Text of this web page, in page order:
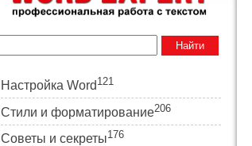
Найти
Настройка Word 121
Стили и форматирование206
Советы и cекреты176